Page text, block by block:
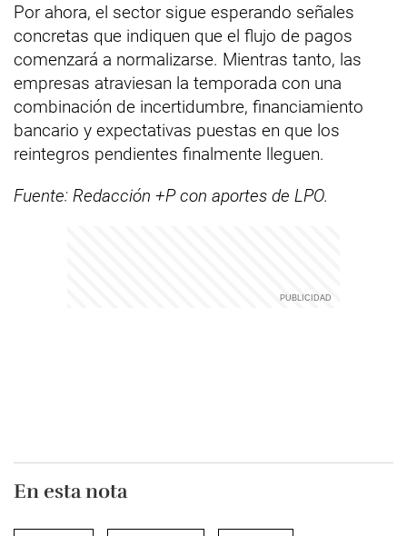
Por ahora, el sector sigue esperando señales
concretas que indiquen que el flujo de pagos
comenzará a normalizarse. Mientras tanto, las
empresas atraviesan la temporada con una
combinación de incertidumbre, financiamiento
bancario y expectativas puestas en que los
reintegros pendientes finalmente lleguen.
Fuente: Redacción +P con aportes de LPO.
En esta nota